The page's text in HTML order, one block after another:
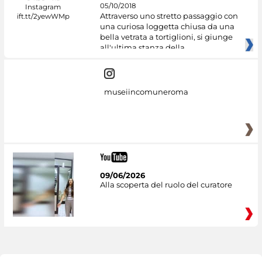
05/10/2018
Attraverso uno stretto passaggio con
una curiosa loggetta chiusa da una
bella vetrata a tortiglioni, si giunge
all'ultima stanza della
museiincomuneroma
09/06/2026
Alla scoperta del ruolo del curatore